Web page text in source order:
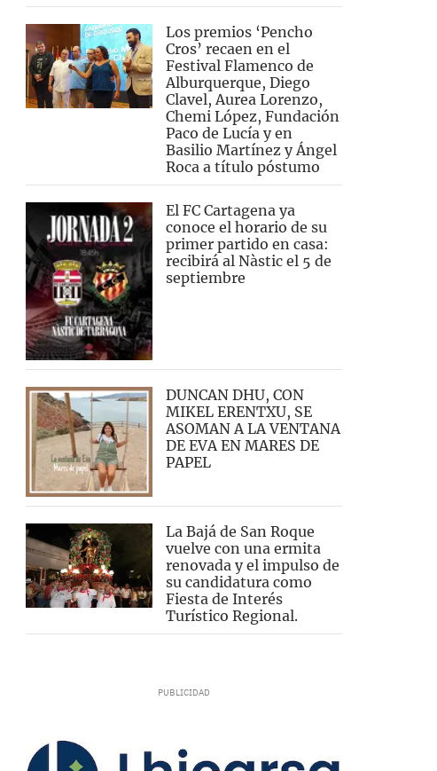
Los premios ‘Pencho
Cros’ recaen en el
Festival Flamenco de
Alburquerque, Diego
Clavel, Aurea Lorenzo,
Chemi López, Fundación
Paco de Lucía y en
Basilio Martínez y Ángel
Roca a título póstumo
El FC Cartagena ya
conoce el horario de su
primer partido en casa:
recibirá al Nàstic el 5 de
septiembre
DUNCAN DHU, CON
MIKEL ERENTXU, SE
ASOMAN A LA VENTANA
DE EVA EN MARES DE
PAPEL
La Bajá de San Roque
vuelve con una ermita
renovada y el impulso de
su candidatura como
Fiesta de Interés
Turístico Regional.